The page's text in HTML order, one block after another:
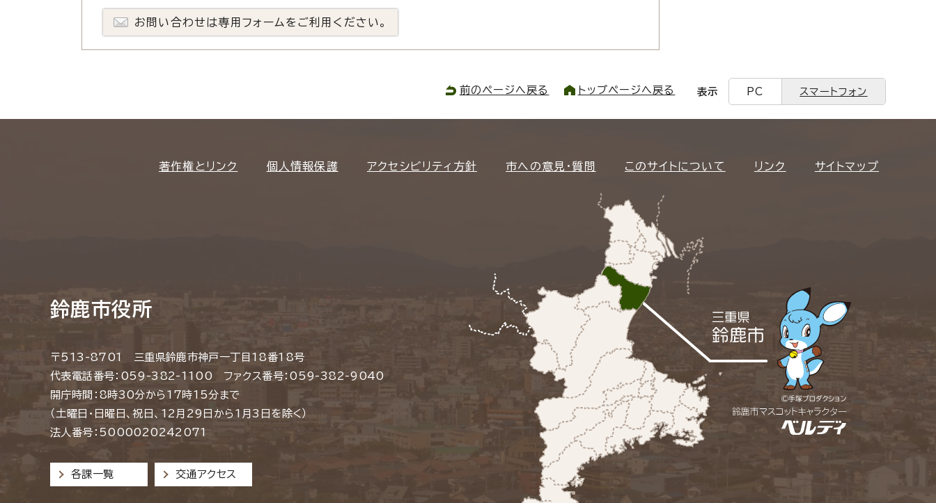
お問い合わせは専用フォームをご利用ください。
前のページへ戻る トップページへ戻る 表示 PC スマートフォン
著作権とリンク 個人情報保護 アクセシビリティ方針 市への意見・質問 このサイトについて リンク サイトマップ
鈴鹿市役所
〒513-8701 三重県鈴鹿市神戸一丁目18番18号
代表電話番号：059-382-1100 ファクス番号：059-382-9040
開庁時間：8時30分から17時15分まで
（土曜日・日曜日、祝日、12月29日から1月3日を除く）
法人番号：5000020242071
各課一覧 交通アクセス